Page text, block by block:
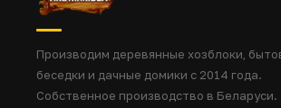
Производим деревянные хозблоки,
беседки и дачные домики с 2014 года.
Собственное производство в Беларуси.